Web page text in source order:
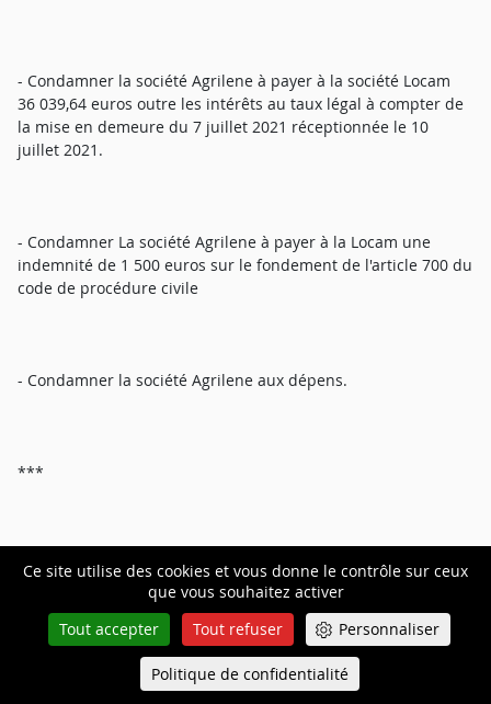
Ce site utilise des cookies et vous donne le contrôle sur ceux
que vous souhaitez activer
Tout accepter
Tout refuser Personnaliser
Politique de confidentialité
- Condamner la société Agrilene à payer à la société Locam
36 039,64 euros outre les intérêts au taux légal à compter de
la mise en demeure du 7 juillet 2021 réceptionnée le 10
juillet 2021.
- Condamner La société Agrilene à payer à la Locam une
indemnité de 1 500 euros sur le fondement de l'article 700 du
code de procédure civile
- Condamner la société Agrilene aux dépens.
***
L'ordonnance de clôture est intervenue le 19 février 2025.
Queue-Fair